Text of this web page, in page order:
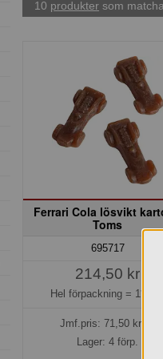
10 produkter som
Ferrari Cola lösvikt
Toms
695717
214,50 kr
Hel förpackning = 1*3 kg
Jmf.pris: 71,50kr/kg
Lager: 4 förp.